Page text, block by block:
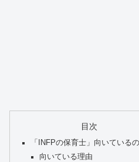
目次
「INFPの保育士」向いている
向いている理由